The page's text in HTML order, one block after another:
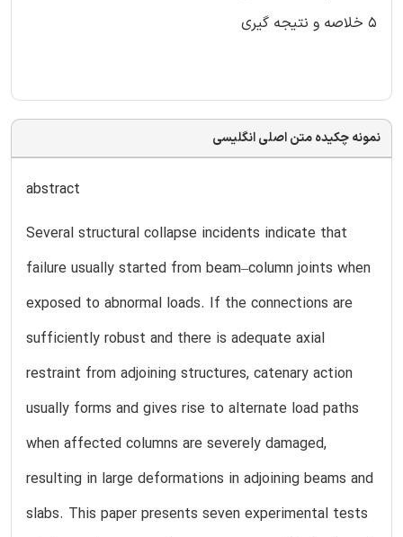
۵ خلاصه و نتیجه گیری
نمونه چکیده متن اصلی انگلیسی
abstract
Several structural collapse incidents indicate that
failure usually started from beam–column joints when
exposed to abnormal loads. If the connections are
sufficiently robust and there is adequate axial
restraint from adjoining structures, catenary action
usually forms and gives rise to alternate load paths
when affected columns are severely damaged,
resulting in large deformations in adjoining beams and
slabs. This paper presents seven experimental tests